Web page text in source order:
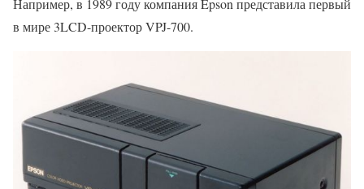
Например, в 1989 году компания Epson представила первый
в мире 3LCD-проектор VPJ-700.